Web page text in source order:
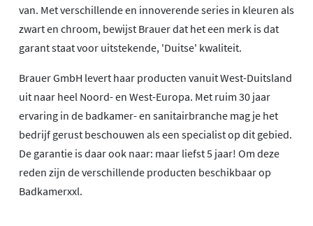
van. Met verschillende en innoverende series in kleuren als
zwart en chroom, bewijst Brauer dat het een merk is dat
garant staat voor uitstekende, 'Duitse' kwaliteit.
Brauer GmbH levert haar producten vanuit West-Duitsland
uit naar heel Noord- en West-Europa. Met ruim 30 jaar
ervaring in de badkamer- en sanitairbranche mag je het
bedrijf gerust beschouwen als een specialist op dit gebied.
De garantie is daar ook naar: maar liefst 5 jaar! Om deze
reden zijn de verschillende producten beschikbaar op
Badkamerxxl.